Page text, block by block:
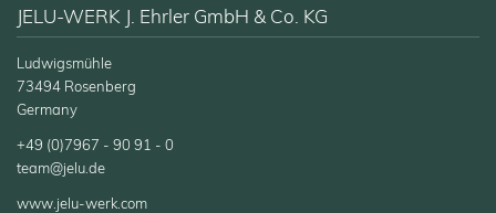
JELU-WERK J. Ehrler GmbH & Co. KG
Ludwigsmühle
73494 Rosenberg
Germany
+49 (0)7967 - 90 91 - 0
team@jelu.de
www.jelu-werk.com